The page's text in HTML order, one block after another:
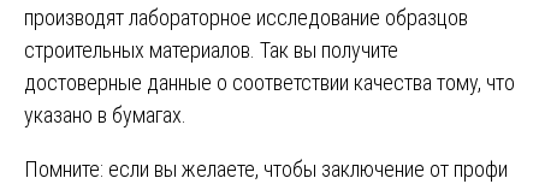
производят лабораторное исследование образцов
строительных материалов. Так вы получите
достоверные данные о соответствии качества тому, что
указано в бумагах.
Помните: если вы желаете, чтобы заключение от профи